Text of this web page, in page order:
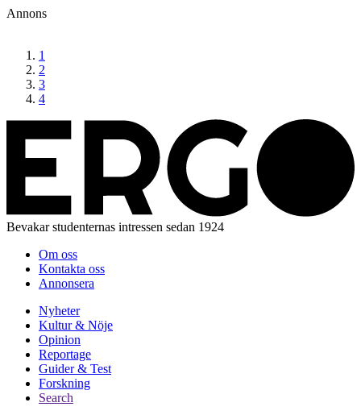
Hoppa
Annons
1
2
3
4
Bevakar studenternas intressen sedan 1924
Second
header
menu
Om oss
Kontakta oss
Annonsera
Huvudmeny
Nyheter
Kultur & Nöje
Opinion
Reportage
Guider & Test
Forskning
Search